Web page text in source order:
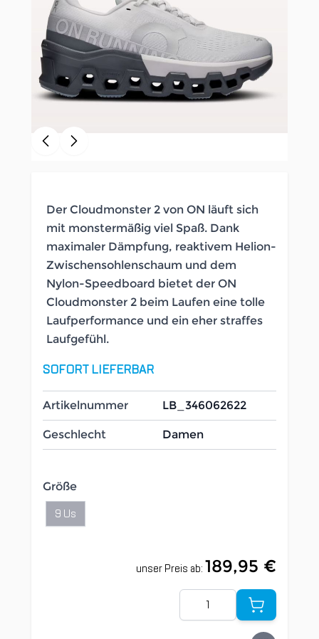
Der Cloudmonster 2 von ON läuft sich
mit monstermäßig viel Spaß. Dank
maximaler Dämpfung, reaktivem Helion-
Zwischensohlenschaum und dem
Nylon-Speedboard bietet der ON
Cloudmonster 2 beim Laufen eine tolle
Laufperformance und ein eher straffes
Laufgefühl.
SOFORT LIEFERBAR
Artikelnummer LB_346062622
Geschlecht Damen
Größe
9 Us
unser Preis ab:189,95 €
Menge